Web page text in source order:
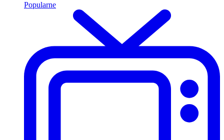
Popularne